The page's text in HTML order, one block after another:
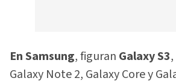
En Samsung, figuran Galaxy S3
Galaxy Note 2, Galaxy Core y